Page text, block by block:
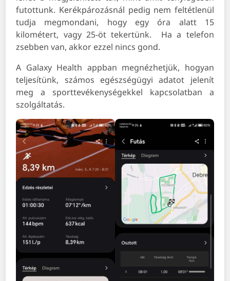
futottunk. Kerékpározásnál pedig nem feltétlenül
tudja megmondani, hogy egy óra alatt 15
kilométert, vagy 25-öt tekertünk. Ha a telefon
zsebben van, akkor ezzel nincs gond.
A Galaxy Health appban megnézhetjük, hogyan
teljesítünk, számos egészségügyi adatot jelenít
meg a sporttevékenységekkel kapcsolatban a
szolgáltatás.